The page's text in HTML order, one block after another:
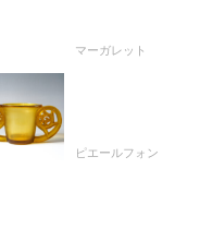
マーガレット
ピエールフォン